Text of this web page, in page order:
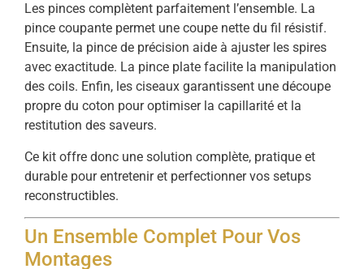
Les pinces complètent parfaitement l’ensemble. La
pince coupante permet une coupe nette du fil résistif.
Ensuite, la pince de précision aide à ajuster les spires
avec exactitude. La pince plate facilite la manipulation
des coils. Enfin, les ciseaux garantissent une découpe
propre du coton pour optimiser la capillarité et la
restitution des saveurs.
Ce kit offre donc une solution complète, pratique et
durable pour entretenir et perfectionner vos setups
reconstructibles.
Un Ensemble Complet Pour Vos
Montages